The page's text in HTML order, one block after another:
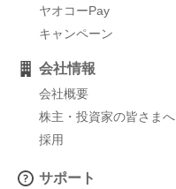
ヤオコーPay
キャンペーン
会社情報
会社概要
株主・投資家の皆さまへ
採用
サポート